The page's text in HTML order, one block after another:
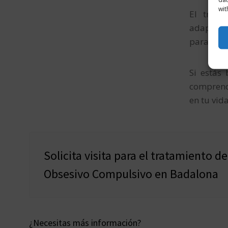
El
para
Si estás
en tu
Solicita visita para el tratamiento
Obsesivo Compulsivo en Badalona
¿Necesitas más información?